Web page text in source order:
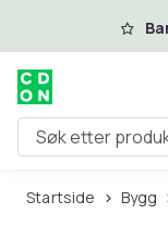
Hopp til
Søk etter
Startside Bygg